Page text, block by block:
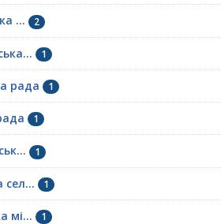
... 2
1
рада 1
1
1
сел... 1
мі... 1